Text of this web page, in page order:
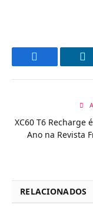
XC60 T6 Recharge
Ano na Revista
RELACIONADOS